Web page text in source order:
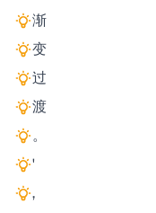
渐
变
过
渡
。
'
,